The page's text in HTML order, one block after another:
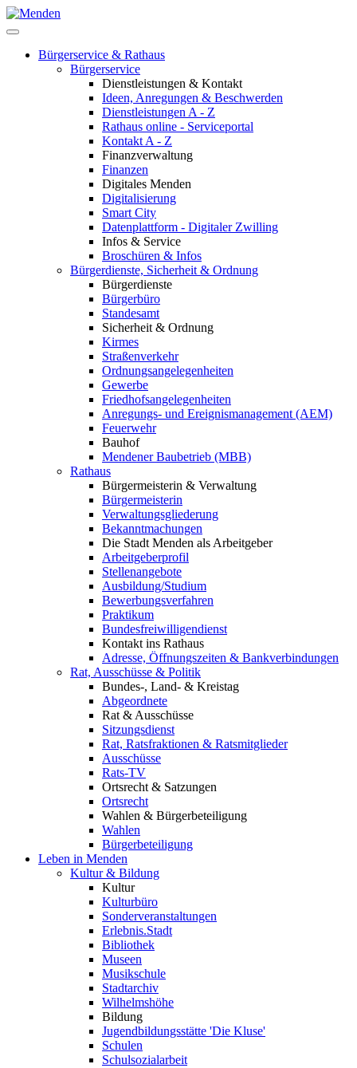
Bürgerservice & Rathaus
Bürgerservice
Dienstleistungen & Kontakt
Ideen, Anregungen & Beschwerden
Dienstleistungen A - Z
Rathaus online - Serviceportal
Kontakt A - Z
Finanzverwaltung
Finanzen
Digitales Menden
Digitalisierung
Smart City
Datenplattform - Digitaler Zwilling
Infos & Service
Broschüren & Infos
Bürgerdienste, Sicherheit & Ordnung
Bürgerdienste
Bürgerbüro
Standesamt
Sicherheit & Ordnung
Kirmes
Straßenverkehr
Ordnungsangelegenheiten
Gewerbe
Friedhofsangelegenheiten
Anregungs- und Ereignismanagement (AEM)
Feuerwehr
Bauhof
Mendener Baubetrieb (MBB)
Rathaus
Bürgermeisterin & Verwaltung
Bürgermeisterin
Verwaltungsgliederung
Bekanntmachungen
Die Stadt Menden als Arbeitgeber
Arbeitgeberprofil
Stellenangebote
Ausbildung/Studium
Bewerbungsverfahren
Praktikum
Bundesfreiwilligendienst
Kontakt ins Rathaus
Adresse, Öffnungszeiten & Bankverbindungen
Rat, Ausschüsse & Politik
Bundes-, Land- & Kreistag
Abgeordnete
Rat & Ausschüsse
Sitzungsdienst
Rat, Ratsfraktionen & Ratsmitglieder
Ausschüsse
Rats-TV
Ortsrecht & Satzungen
Ortsrecht
Wahlen & Bürgerbeteiligung
Wahlen
Bürgerbeteiligung
Leben in Menden
Kultur & Bildung
Kultur
Kulturbüro
Sonderveranstaltungen
Erlebnis.Stadt
Bibliothek
Museen
Musikschule
Stadtarchiv
Wilhelmshöhe
Bildung
Jugendbildungsstätte 'Die Kluse'
Schulen
Schulsozialarbeit